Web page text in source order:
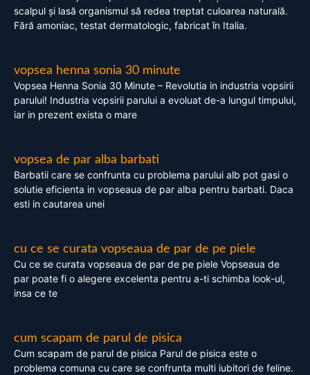
scalpul și lasă organismul să redea treptat culoarea naturală.
Fără amoniac, testat dermatologic, fabricat în Italia.
vopsea henna sonia 30 minute
Vopsea Henna Sonia 30 Minute – Revolutia in industria vopsirii
parului! Industria vopsirii parului a evoluat de-a lungul timpului,
iar in prezent exista o mare
vopsea de par alba barbati
Barbatii care se confrunta cu problema parului alb pot gasi o
solutie eficienta in vopseaua de par alba pentru barbati. Daca
esti in cautarea unei
cu ce se curata vopseaua de par de pe piele
Cu ce se curata vopseaua de par de pe piele Vopseaua de
par poate fi o alegere excelenta pentru a-ti schimba look-ul,
insa ce te
cum scapam de parul de pisica
Cum scapam de parul de pisica Parul de pisica este o
problema comuna cu care se confrunta multi iubitori de feline.